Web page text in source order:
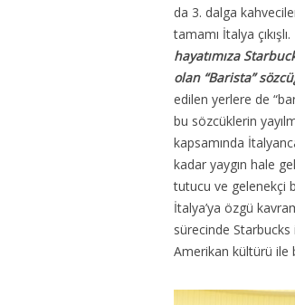
da 3. dalga
tamamı İtalya
hayatımıza
olan “Barista”
edilen yerlere de
bu sözcüklerin
kapsamında
kadar yaygın hale
tutucu ve gelenekçi
İtalya’ya özgü
sürecinde Starbucks
Amerikan kültürü ile